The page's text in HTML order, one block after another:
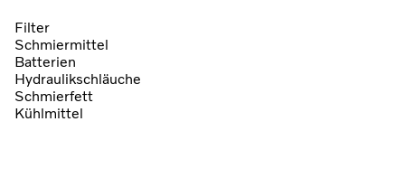
Filter
Schmiermittel
Batterien
Hydraulikschläuche
Schmierfett
Kühlmittel